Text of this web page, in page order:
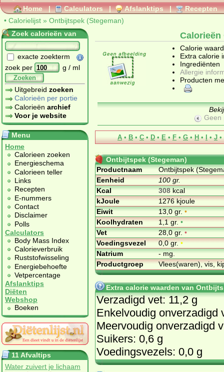
Home | Calculators | Afslanktips | Recepten
• Calorielijst » Ontbijtspek (Stegeman)
Zoek calorieën van
exacte zoekterm
zoek per
g / ml
Zoeken
Uitgebreid zoeken
Calorieën per portie
Calorieën archief
Voor je website
Menu
Home
Calorieen zoeken
Energieschema
Calorieen teller
Links
Recepten
E-nummers
Contact
Disclaimer
Polls
Calculators
Body Mass Index
Calorieverbruik
Ruststofwisseling
Energiebehoefte
Vetpercentage
Afslanktips
Diëten
Webshop
Boeken
11 Afvaltips
Water zuivert je lichaam
Calorieën
Calorie
Extra calorie
Ingrediënten
Allergie
Producten
Geen
A • B • C • D • E • F • G • H • I • J •
Ontbijtspek (Stegeman)
Productnaam
Ontbijtspek
Eenheid
100 gr.
Kcal
308kcal
kJoule
1276 kjoule
Eiwit
13,0 gr.•
Koolhydraten
1,1 gr.•
Vet
28,0 gr.•
Voedingsvezel
0,0 gr.•
Natrium
- mg.
Productgroep
Vlees(waren), vis,
Extra calorie waarden van
Verzadigd vet: 11,2 g
Enkelvoudig onverzadigd
Meervoudig onverzadigd
Suikers: 0,6 g
Voedingsvezels: 0,0 g